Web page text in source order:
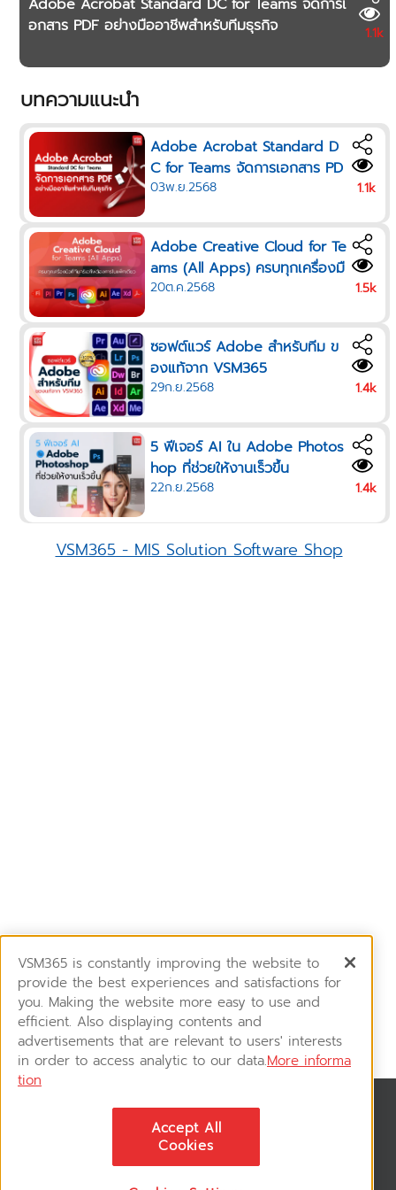
Adobe Acrobat Standard DC for Teams จัดการเ
อกสาร PDF อย่างมืออาชีพสำหรับทีมธุรกิจ
1.1k
บทความแนะนำ
Adobe Acrobat Standard D
C for Teams จัดการเอกสาร PD
F อย่างมืออาชีพสำหรับทีมธุรกิจ
03พ.ย.2568 1.1k
Adobe Creative Cloud for Te
ams (All Apps) ครบทุกเครื่องมื
อที่ทีมครีเอทีฟต้องการในแพ็กเดี
20ต.ค.2568 1.5k
ซอฟต์แวร์ Adobe สำหรับทีม ข
องแท้จาก VSM365
29ก.ย.2568 1.4k
5 ฟีเจอร์ AI ใน Adobe Photos
hop ที่ช่วยให้งานเร็วขึ้น
22ก.ย.2568 1.4k
VSM365 - MIS Solution Software Shop
ติดตามอัพเดทข่าวสาร, โปรโมชั่น, สินค้าราคาพิเศษ ได้ก่อนใคร
VSM365 is constantly improving the website to
provide the best experiences and satisfactions for
you. Making the website more easy to use and
efficient. Also displaying contents and
advertisements that are relevant to users' interests
in order to access analytic to our data.More informa
tion
Accept All
Cookies